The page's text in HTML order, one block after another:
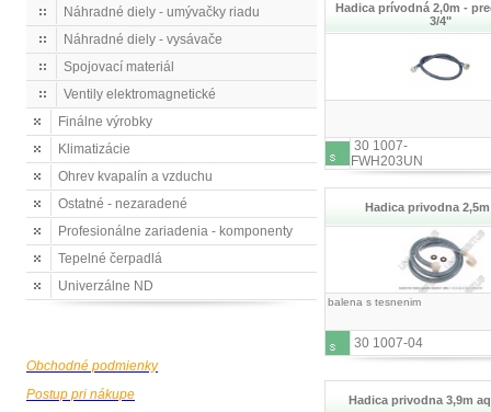
Náhradné diely - umývačky riadu
Náhradné diely - vysávače
Spojovací materiál
Ventily elektromagnetické
Finálne výrobky
Klimatizácie
Ohrev kvapalín a vzduchu
Ostatné - nezaradené
Profesionálne zariadenia - komponenty
Tepelné čerpadlá
Univerzálne ND
Obchodné podmienky
Postup pri nákupe
Hadica prívodná 2,0m -
3/4"
30 1007-
FWH203UN
Hadica privodna
balena s tesnenim
30 1007-04
Hadica privodna 3,9m